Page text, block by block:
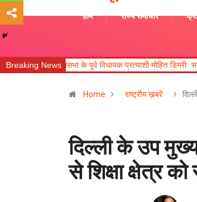
होम राज्य समाचार
Breaking News
के पूर्व विधायक प्रत्याशी मोहित डिमरी सामुदायिक स्वास्थ्य
Home राष्ट्रीय ख़बरें
दिल्ली के उप
से शिक्षा क्षेत्र